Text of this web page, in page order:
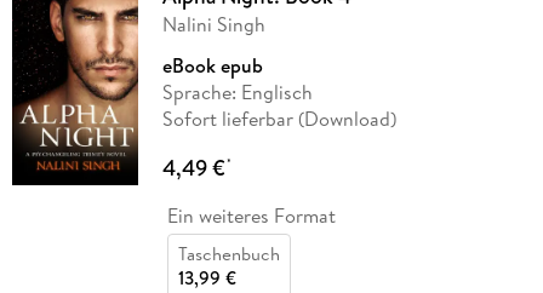
Nalini Singh
eBook epub
Sprache: Englisch
Sofort lieferbar (Download)
4,49 €*
Ein weiteres Format
Taschenbuch
13,99 €